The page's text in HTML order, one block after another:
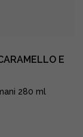
E
280 ml